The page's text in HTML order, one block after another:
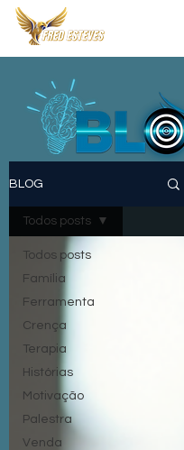
BLOG
Todos posts
Família
Ferramenta
Crença
Terapia
Histórias
Motivação
Palestra
Venda
Todos posts